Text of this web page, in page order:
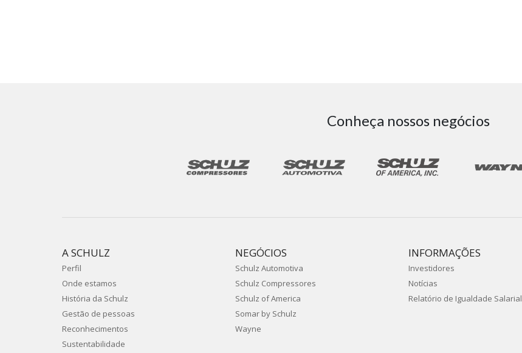
Conheça nossos negócios
A SCHULZ
Perfil
Onde estamos
História da Schulz
Gestão de pessoas
Reconhecimentos
Sustentabilidade
NEGÓCIOS
Schulz Automotiva
Schulz Compressores
Schulz of America
Somar by Schulz
Wayne
INFORMAÇÕES
Investidores
Notícias
Relatório de Igualdade Salarial